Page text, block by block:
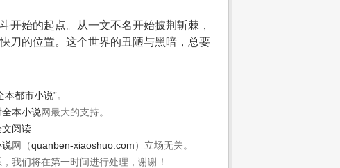
开始的起点。从一文不名开始披荆斩棘，
刀的位置。这个世界的丑陋与黑暗，总要
本都市小说”。
全本小说网最大的支持。
文阅读
说网（quanben-xiaoshuo.com ）立场无关。
我们将在第一时间进行处理，谢谢！